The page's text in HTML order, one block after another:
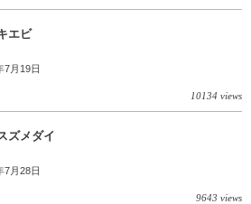
エビ
7月19日
10134 views
ズメダイ
7月28日
9643 views